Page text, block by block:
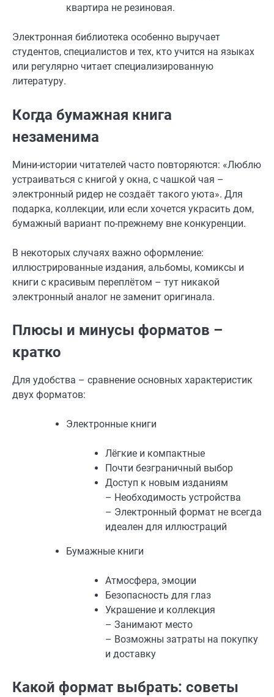
квартира не резиновая.
Электронная библиотека особенно выручает
студентов, специалистов и тех, кто учится на языках
или регулярно читает специализированную
литературу.
Когда бумажная книга
незаменима
Мини-истории читателей часто повторяются: «Люблю
устраиваться с книгой у окна, с чашкой чая –
электронный ридер не создаёт такого уюта». Для
подарка, коллекции, или если хочется украсить дом,
бумажный вариант по-прежнему вне конкуренции.
В некоторых случаях важно оформление:
иллюстрированные издания, альбомы, комиксы и
книги с красивым переплётом – тут никакой
электронный аналог не заменит оригинала.
Плюсы и минусы форматов –
кратко
Для удобства – сравнение основных характеристик
двух форматов:
Электронные книги
Лёгкие и компактные
Почти безграничный выбор
Доступ к новым изданиям
– Необходимость устройства
– Электронный формат не всегда
идеален для иллюстраций
Бумажные книги
Атмосфера, эмоции
Безопасность для глаз
Украшение и коллекция
– Занимают место
– Возможны затраты на покупку
и доставку
Какой формат выбрать: советы